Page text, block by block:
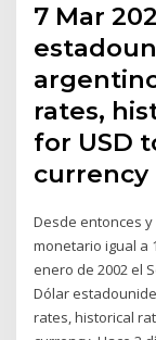
7 Mar
rates,
for USD
currency
Desde entonces
monetario igual a
enero de 2002 el
Dólar
rates, historical